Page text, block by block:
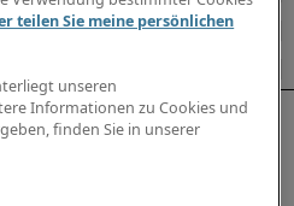
teilen Sie meine persönlichen
unseren
Informationen zu Cookies und
finden Sie in unserer